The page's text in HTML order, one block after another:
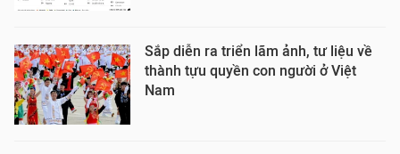
Sắp diễn ra triển lãm ảnh, tư liệu về
thành tựu quyền con người ở Việt
Nam